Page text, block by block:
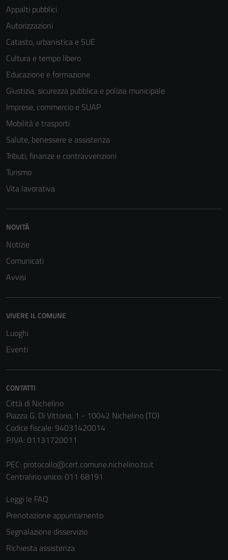
Appalti pubblici
Autorizzazioni
Catasto, urbanistica e SUE
Cultura e tempo libero
Educazione e formazione
Giustizia, sicurezza pubblica e polizia municipale
Imprese, commercio e SUAP
Mobilità e trasporti
Salute, benessere e assistenza
Tributi, finanze e contravvenzioni
Turismo
Vita lavorativa
NOVITÀ
Notizie
Comunicati
Avvisi
VIVERE IL COMUNE
Luoghi
Eventi
CONTATTI
Città di Nichelino
Piazza G. Di Vittorio, 1 - 10042 Nichelino (TO)
Codice fiscale: 94031420014
P.IVA: 01131720011
PEC: protocollo@cert.comune.nichelino.to.it
Centralino unico: 011 68191
Leggi le FAQ
Prenotazione appuntamento
Segnalazione disservizio
Richiesta assistenza
per il
essere
informazioni